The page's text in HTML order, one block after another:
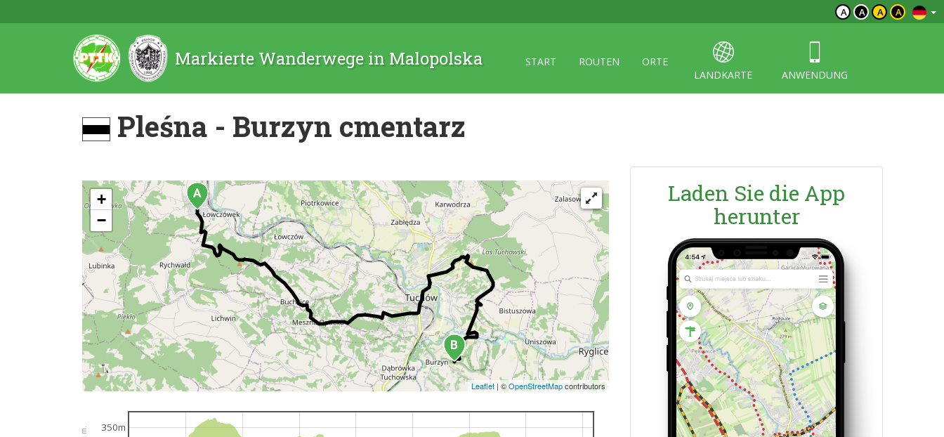
A A A A
Markierte Wanderwege in Malopolska START ROUTEN
ORTE
LANDKARTE
ANWENDUNG
Pleśna - Burzyn cmentarz
+
−
Leaflet | ©OpenStreetMapcontributors
350m
Laden Sie die App
herunter